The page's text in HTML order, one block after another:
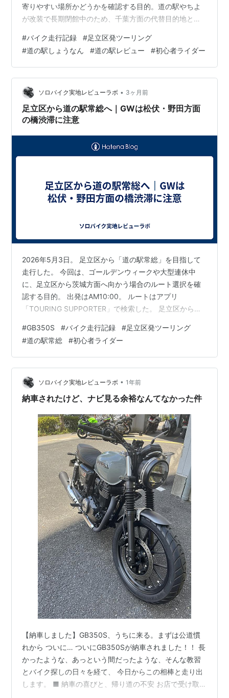
寄りやすい場所かどうかを確認する目的。道の駅やちよ
が改装で長期閉館中のため、千葉方面の代替目的地とし
ク駐輪場 現地に着くと、建物はかなり大きく、駐車場も
広い。バイクは自転車置き場に近い場所へ駐車した。 施
設内では、近くで採れた野菜などが多く販売されてい
た。直売所としての規模もあり、買い物目的の利用者も
多い。広場やベンチもあり、ツーリング途中の休憩場所
としては使いやすい。 建物の外…
#バイク走行記録 #足立区発ツーリング
#道の駅しょうなん #道の駅レビュー #初心者ライダー
ソロバイク実地レビューラボ • 3ヶ月前
足立区から道の駅常総へ｜GWは松伏・野田方面
の橋渋滞に注意
2026年5月3日。 足立区から「道の駅常総」を目指して
走行した。 今回は、ゴールデンウィークや大型連休中
に、足立区から茨城方面へ向かう場合のルート選択を確
認する目的。 出発はAM10:00。 ルートはアプリ
「TOURING SUPPORTER」で検索した。 足立区からま
松伏方面から中川、江戸川を越えて野田方面へ抜けるル
ート。 地図上ではシンプルに見える。 ただ、実際に走っ
てみると、大型連休中はかなり厳しいルートだった。 ま
ず、越谷レイクタウン付近。 駐車場に入る車で周辺道路
が混雑していた。 ここは大型商業施設なので、連休中に
混むのは想定でき…
#GB350S #バイク走行記録 #足立区発ツーリング
#道の駅常総 #初心者ライダー
ソロバイク実地レビューラボ • 1年前
納車されたけど、ナビ見る余裕なんてなかった件
【納車しました】GB350S、うちに来る。まずは公道慣
れから ついに… ついにGB350Sが納車されました！！ 長
かったような、あっという間だったような、そんな教習
とバイク探しの日々を経て、 今日からこの相棒と走り出
します。 ■ 納車の喜びと、帰り道の不安 お店で受け取っ